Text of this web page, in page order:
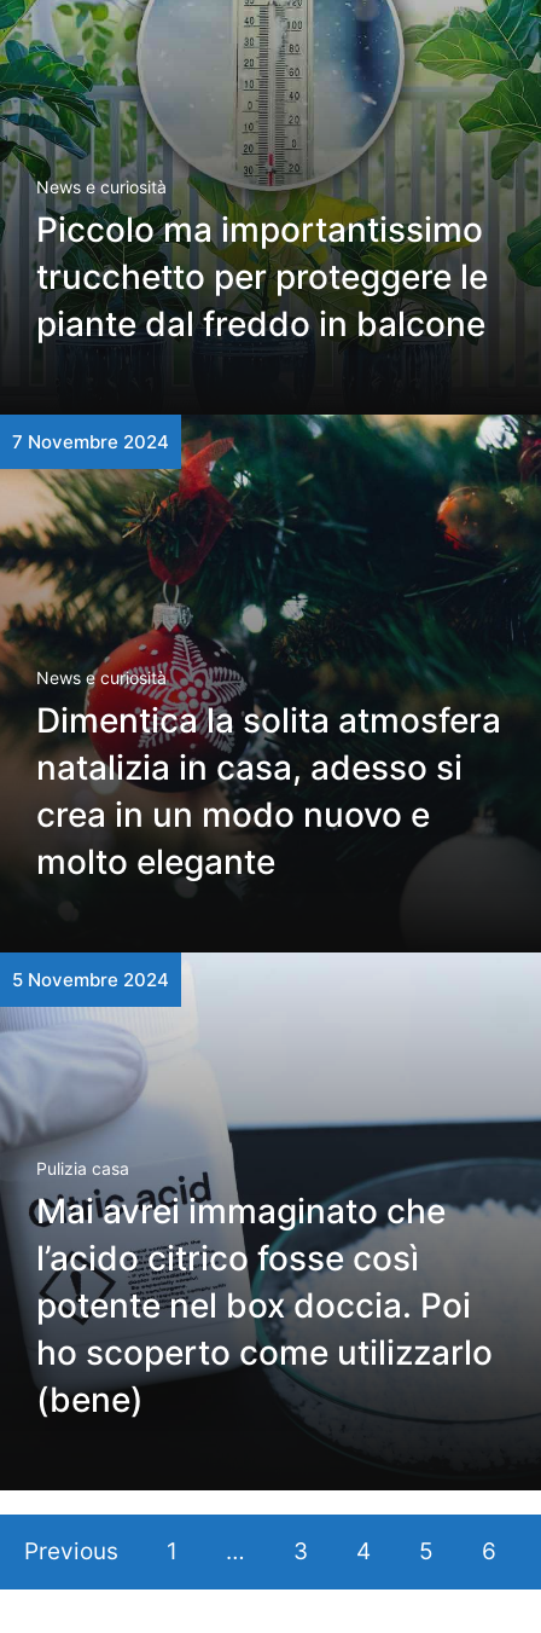
News e curiosità
Piccolo ma importantissimo
trucchetto per proteggere le
piante dal freddo in balcone
7 Novembre 2024
News e curiosità
Dimentica la solita atmosfera
natalizia in casa, adesso si
crea in un modo nuovo e
molto elegante
5 Novembre 2024
Pulizia casa
Mai avrei immaginato che
l’acido citrico fosse così
potente nel box doccia. Poi
ho scoperto come utilizzarlo
(bene)
Previous 1 … 3 4 5 6